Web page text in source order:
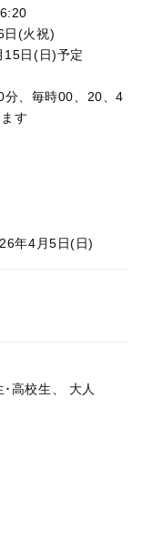
(火祝)
(日)予定
、毎時00、20、4
す
年4月5日(日)
高校生、 大人